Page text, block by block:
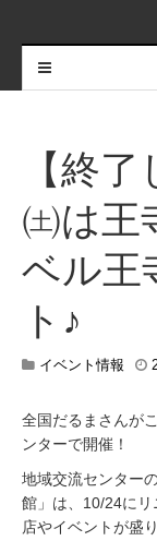
【終
㈯は王
ベル王
ト♪
イベント情報
全国だるまさんが
ンターで開催！
地域交流センター
館」は、10/24に
店やイベントが盛